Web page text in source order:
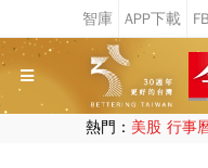
熱門： 美股 行事